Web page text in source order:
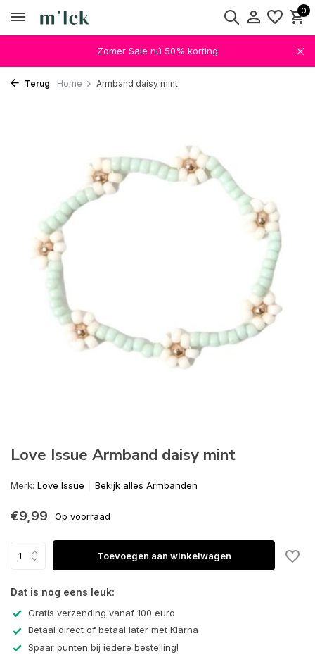
0
Zomer Sale nú 50% korting
Terug Home Armband daisy mint
Love Issue Armband daisy mint
Merk: Love Issue Bekijk alles Armbanden
€9,99 Op voorraad
Toevoegen aan winkelwagen
Dat is nog eens leuk:
Gratis verzending vanaf 100 euro
Betaal direct of betaal later met Klarna
Spaar punten bij iedere bestelling!